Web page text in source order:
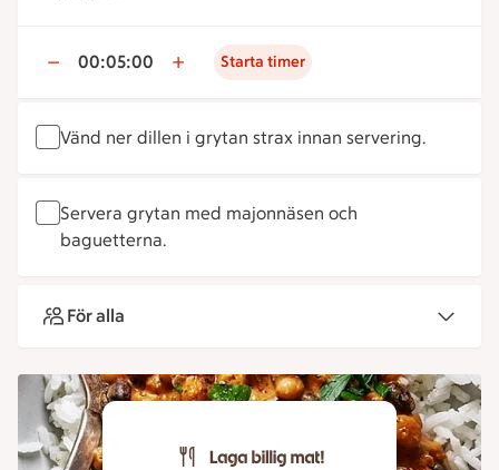
00:05:00 Starta timer
Vänd ner dillen i grytan strax innan servering.
Servera grytan med majonnäsen och
baguetterna.
För alla